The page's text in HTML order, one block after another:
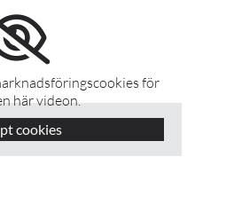
för
här videon.
cookies